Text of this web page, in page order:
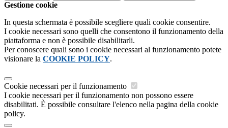
Gestione cookie
In questa schermata è possibile scegliere quali cookie consentire.
I cookie necessari sono quelli che consentono il funzionamento della
piattaforma e non è possibile disabilitarli.
Per conoscere quali sono i cookie necessari al funzionamento potete
visionare la COOKIE POLICY.
Cookie necessari per il funzionamento
I cookie necessari per il funzionamento non possono essere
disabilitati. È possibile consultare l'elenco nella pagina della cookie
policy.